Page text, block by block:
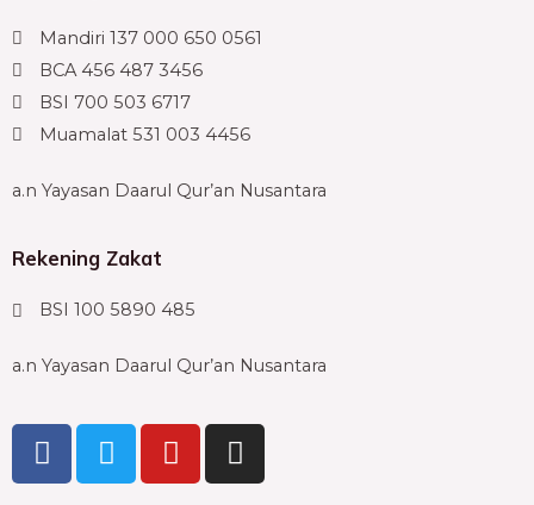
Mandiri 137 000 650 0561
BCA 456 487 3456
BSI 700 503 6717
Muamalat 531 003 4456
a.n Yayasan Daarul Qur’an Nusantara
Rekening Zakat
BSI 100 5890 485
a.n Yayasan Daarul Qur’an Nusantara
F
a
T
w
Y
o
I
n